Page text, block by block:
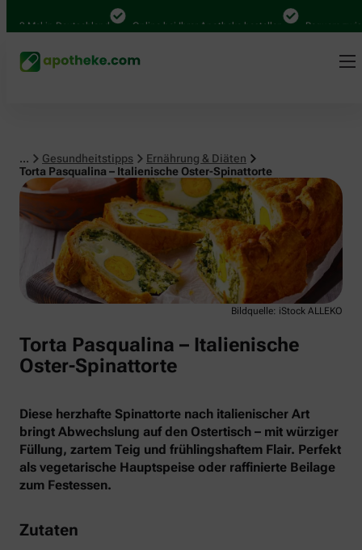
Mal in Deutschland Online bei Ihrer Apotheke bestellen Bequem
... Gesundheitstipps
Ernährung & Diäten
Torta Pasqualina – Italienische Oster-Spinattorte
Ernährung & Diäten
Bildquelle: iStock ALLEKO
Torta Pasqualina – Italienische
Oster-Spinattorte
Diese herzhafte Spinattorte nach italienischer Art
bringt Abwechslung auf den Ostertisch – mit würziger
Füllung, zartem Teig und frühlingshaftem Flair. Perfekt
als vegetarische Hauptspeise oder raffinierte Beilage
zum Festessen.
Zutaten